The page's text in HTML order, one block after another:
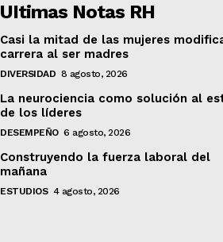
UItimas Notas RH
Casi la mitad de las mujeres
carrera al ser madres
DIVERSIDAD 8 agosto, 2026
La neurociencia como solución al
de los líderes
DESEMPEÑO 6 agosto, 2026
Construyendo la fuerza laboral del
mañana
ESTUDIOS 4 agosto, 2026